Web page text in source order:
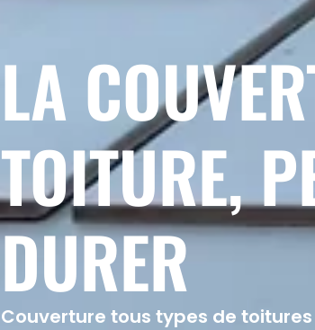
Couverture tous types de
LA
TOITURE,
DURER